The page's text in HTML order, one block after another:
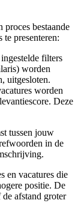
bestaande
te presenteren:
filters
worden
uitgesloten.
worden
Deze
tussen jouw
in de
en vacatures die
positie. De
de afstand groter